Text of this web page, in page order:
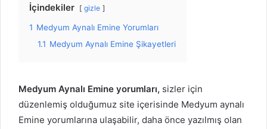
İçindekiler gizle
1 Medyum Aynalı Emine Yorumları
1.1 Medyum Aynalı Emine Şikayetleri
Medyum Aynalı Emine yorumları, sizler için
düzenlemiş olduğumuz site içerisinde Medyum aynalı
Emine yorumlarına ulaşabilir, daha önce yazılmış olan